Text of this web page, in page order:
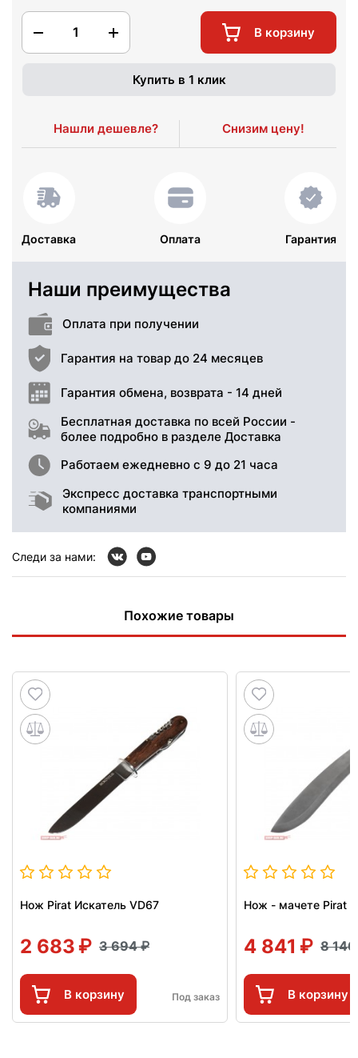
1 В корзину
Купить в 1 клик
Нашли дешевле? Снизим цену!
Доставка Оплата Гарантия
Наши преимущества
Оплата при получении
Гарантия на товар до 24 месяцев
Гарантия обмена, возврата - 14 дней
Бесплатная доставка по всей России -
более подробно в разделе Доставка
Работаем ежедневно с 9 до 21 часа
Экспресс доставка транспортными
компаниями
Следи за нами:
Похожие товары
Нож Pirat Искатель VD67
2 683 3 694
В корзину Под заказ
Нож - мачете Pirat
4 841 8
В корзину